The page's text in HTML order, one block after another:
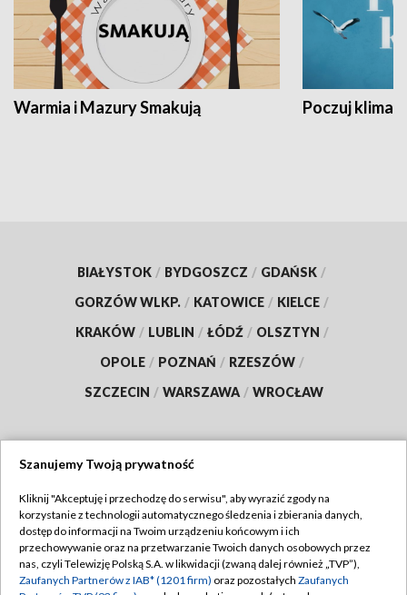
Warmia i Mazury Smakują Poczuj klimat
BIAŁYSTOK / BYDGOSZCZ / GDAŃSK /
GORZÓW WLKP. / KATOWICE / KIELCE /
KRAKÓW / LUBLIN / ŁÓDŹ / OLSZTYN /
OPOLE / POZNAŃ / RZESZÓW /
SZCZECIN / WARSZAWA / WROCŁAW
TVP
Abonament TVP
Emisja w TVP
Regulamin TVP
Polityka prywatności
Szanujemy Twoją prywatność
Kliknij "Akceptuję i przechodzę do serwisu", aby wyrazić zgody na
korzystanie z technologii automatycznego śledzenia i zbierania danych,
dostęp do informacji na Twoim urządzeniu końcowym i ich
przechowywanie oraz na przetwarzanie Twoich danych osobowych przez
nas, czyli Telewizję Polską S.A. w likwidacji (zwaną dalej również „TVP”),
Zaufanych Partnerów z IAB* (1201 firm) oraz pozostałych Zaufanych